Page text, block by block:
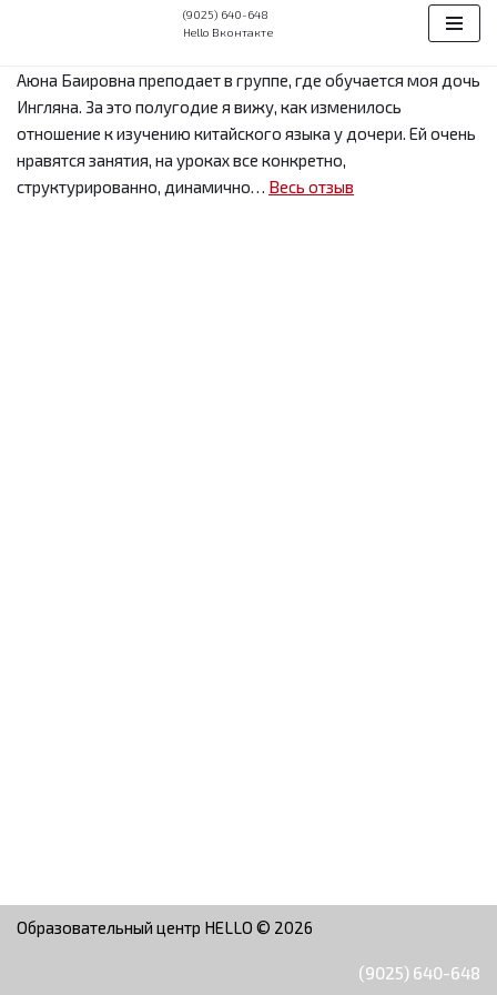
к
содержимому
(9025) 640-648
Hello Вконтакте
Аюна Баировна преподает в группе, где обучается моя дочь
Ингляна. За это полугодие я вижу, как изменилось
отношение к изучению китайского языка у дочери. Ей очень
нравятся занятия, на уроках все конкретно,
структурированно, динамично… Весь отзыв
Образовательный центр HELLO © 2026
(9025) 640-648